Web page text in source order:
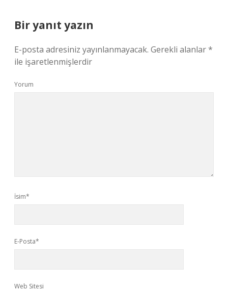
Bir yanıt yazın
E-posta adresiniz yayınlanmayacak. Gerekli alanlar*
ile işaretlenmişlerdir
Yorum
İsim*
E-Posta*
Web Sitesi